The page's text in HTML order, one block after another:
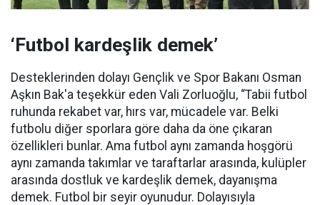
‘Futbol kardeşlik demek’
Desteklerinden dolayı Gençlik ve Spor Bakanı Osman
Aşkın Bak'a teşekkür eden Vali Zorluoğlu, “Tabii futbol
ruhunda rekabet var, hırs var, mücadele var. Belki
futbolu diğer sporlara göre daha da öne çıkaran
özellikleri bunlar. Ama futbol aynı zamanda hoşgörü
aynı zamanda takımlar ve taraftarlar arasında, kulüpler
arasında dostluk ve kardeşlik demek, dayanışma
demek. Futbol bir seyir oyunudur. Dolayısıyla